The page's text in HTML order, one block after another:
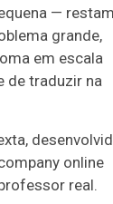
— restam
grande,
em escala
de traduzir na
online
real.